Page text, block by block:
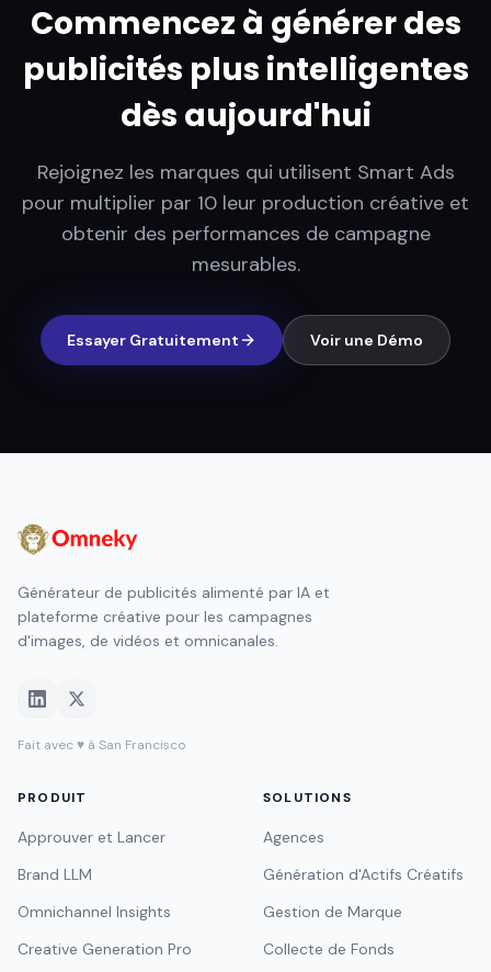
Commencez à générer des
publicités plus intelligentes
dès aujourd'hui
Rejoignez les marques qui utilisent Smart Ads
pour multiplier par 10 leur production créative et
obtenir des performances de campagne
mesurables.
Essayer Gratuitement Voir une Démo
Générateur de publicités alimenté par IA et
plateforme créative pour les campagnes
d'images, de vidéos et omnicanales.
Fait avec ♥ à San Francisco
PRODUIT
Approuver et Lancer
Brand LLM
Omnichannel Insights
Creative Generation Pro
SOLUTIONS
Agences
Génération d'Actifs Créatifs
Gestion de Marque
Collecte de Fonds